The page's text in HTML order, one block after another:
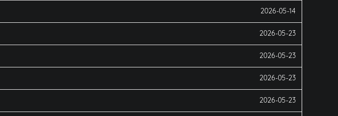
2026-05-14
2026-05-23
2026-05-23
2026-05-23
2026-05-23